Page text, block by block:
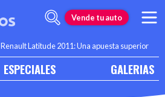
Vende tu auto
Renault Latitude 2011: Una apuesta superior
ESPECIALES GALERIAS